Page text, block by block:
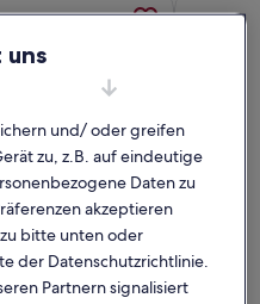
uns
und/ oder greifen
zu, z.B. auf eindeutige
Daten zu
akzeptieren
bitte unten oder
der Datenschutzrichtlinie.
Partnern signalisiert